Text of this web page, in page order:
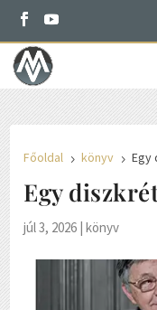
Főoldal 5 könyv 5 Egy
Egy
júl 3, 2026 |könyv